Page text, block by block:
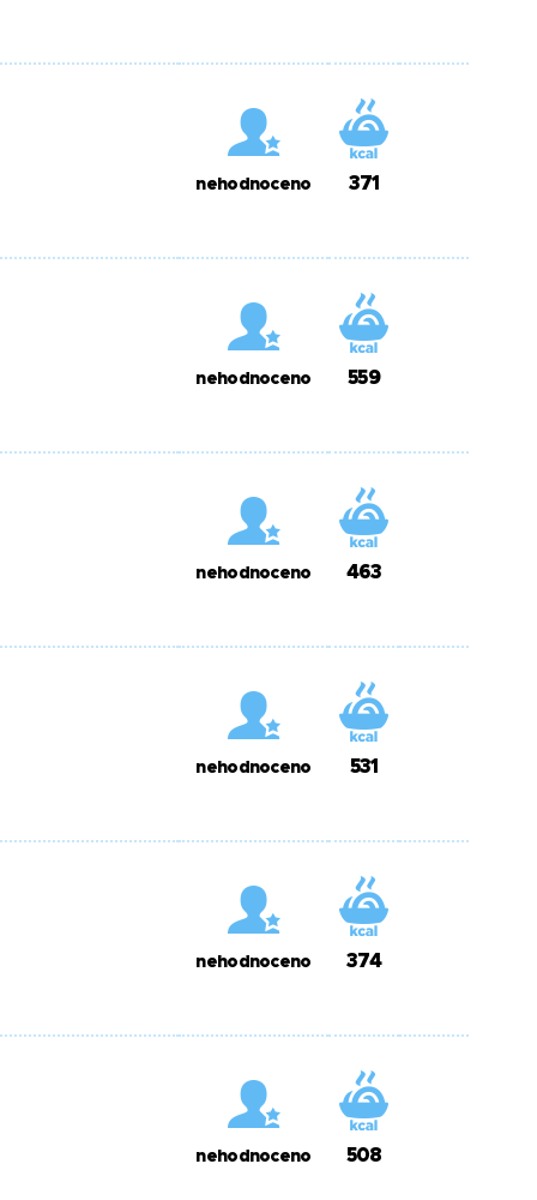
nehodnoceno 371
nehodnoceno 559
nehodnoceno 463
nehodnoceno 531
nehodnoceno 374
nehodnoceno 508